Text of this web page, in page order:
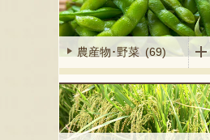
農産物･野菜 (69)
フデザイン』
8月9日 20:50 [山梨県]